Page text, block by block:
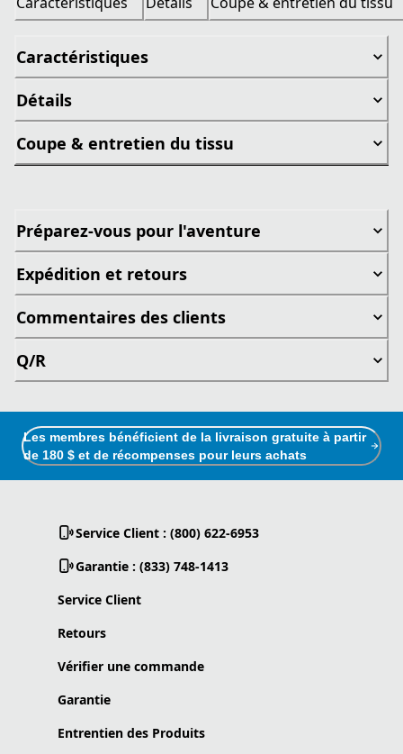
Caractéristiques
Détails
Coupe & entretien du tissu
Préparez-vous pour l'aventure
Expédition et retours
Commentaires des clients
Q/R
Les membres bénéficient de la livraison gratuite à partir
de 180 $ et de récompenses pour leurs achats
Service Client : (800) 622-6953
Garantie : (833) 748-1413
Service Client
Retours
Vérifier une commande
Garantie
Entrentien des Produits